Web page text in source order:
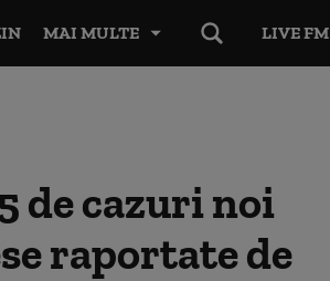
LIVE FM
MAI MULTE
de cazuri noi
raportate de